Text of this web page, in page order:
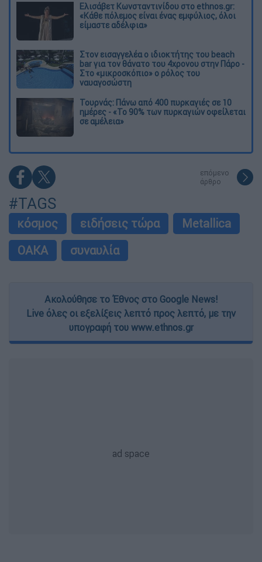
Ελισάβετ Κωνσταντινίδου στο ethnos.gr:
«Κάθε πόλεμος είναι ένας εμφύλιος, όλοι
είμαστε αδέλφια»
Στον εισαγγελέα ο ιδιοκτήτης του beach
bar για τον θάνατο του 4χρονου στην Πάρο -
Στο «μικροσκόπιο» ο ρόλος του
ναυαγοσώστη
Τουρνάς: Πάνω από 400 πυρκαγιές σε 10
ημέρες - «Το 90% των πυρκαγιών οφείλεται
σε αμέλεια»
επόμενο
άρθρο
#TAGS
κόσμος ειδήσεις τώρα
Metallica
ΟΑΚΑ
συναυλία
Ακολούθησε το Έθνος στο Google News!
Live όλες οι εξελίξεις λεπτό προς λεπτό, με την
υπογραφή του www.ethnos.gr